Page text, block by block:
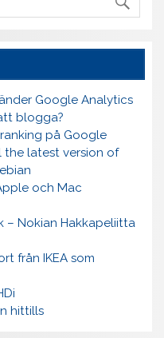
Google Analytics
blogga?
på Google
latest version of
och Mac
– Nokian Hakkapeliitta
från IKEA som
hittills